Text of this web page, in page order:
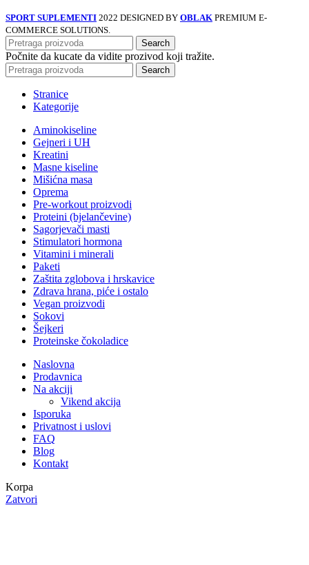
SPORT SUPLEMENTI 2022 DESIGNED BY OBLAK PREMIUM E-
COMMERCE SOLUTIONS.
Search
Počnite da kucate da vidite prozivod koji tražite.
Search
Stranice
Kategorije
Aminokiseline
Gejneri i UH
Kreatini
Masne kiseline
Mišićna masa
Oprema
Pre-workout proizvodi
Proteini (bjelančevine)
Sagorjevači masti
Stimulatori hormona
Vitamini i minerali
Paketi
Zaštita zglobova i hrskavice
Zdrava hrana, piće i ostalo
Vegan proizvodi
Sokovi
Šejkeri
Proteinske čokoladice
Naslovna
Prodavnica
Na akciji
Vikend akcija
Isporuka
Privatnost i uslovi
FAQ
Blog
Kontakt
Korpa
Zatvori